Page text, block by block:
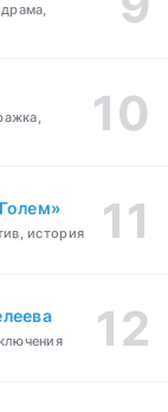
история